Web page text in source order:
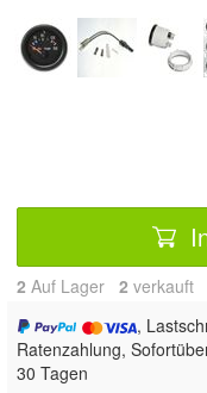
2 Auf Lager 2 verkauft
,
Ratenzahlung,
30 Tagen